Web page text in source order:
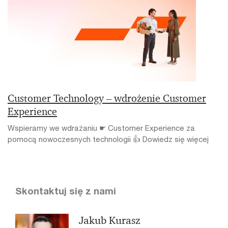
Customer Technology – wdrożenie Customer
Experience
Wspieramy we wdrażaniu ☛ Customer Experience za
pomocą nowoczesnych technologii 👍 Dowiedz się więcej
Skontaktuj się z nami
Jakub Kurasz